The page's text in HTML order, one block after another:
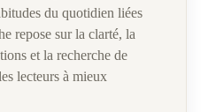
du quotidien liées
repose sur la clarté, la
et la recherche de
lecteurs à mieux